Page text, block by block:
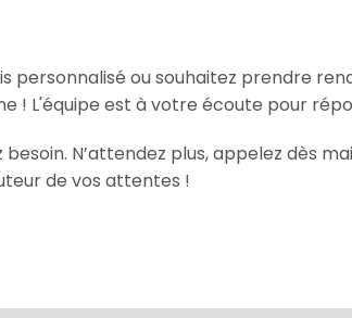
personnalisé ou souhaitez prendre
L'équipe est à votre écoute pour
N’attendez plus, appelez dès
de vos attentes !